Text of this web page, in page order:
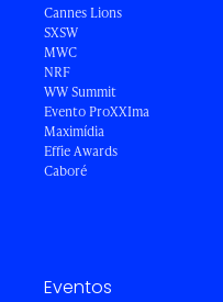
Cannes Lions
SXSW
MWC
NRF
WW Summit
Evento ProXXIma
Maximídia
Effie Awards
Caboré
Eventos